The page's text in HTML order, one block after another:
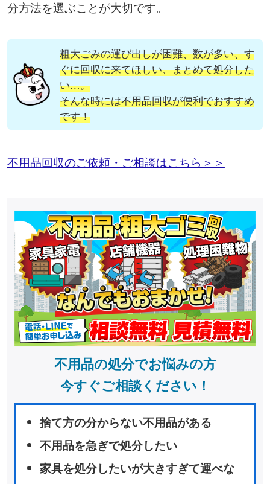
分方法を選ぶことが大切です。
粗大ごみの運び出しが困難、数が多い、す
ぐに回収に来てほしい、まとめて処分した
い…。
そんな時には不用品回収が便利でおすすめ
です！
不用品回収のご依頼・ご相談はこちら＞＞
不用品の処分でお悩みの方
今すぐご相談ください！
捨て方の分からない不用品がある
不用品を急ぎで処分したい
家具を処分したいが大きすぎて運べな